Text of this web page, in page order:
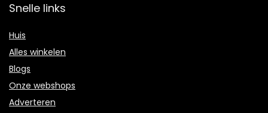
Snelle links
Huis
Alles winkelen
Blogs
Onze webshops
Adverteren